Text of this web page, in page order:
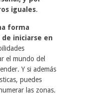
iguales.
forma
iniciarse en
el mundo del
Y si además
puedes
las zonas.